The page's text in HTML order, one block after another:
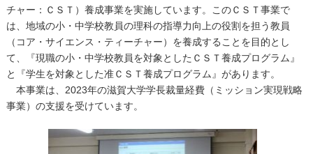
チャー：ＣＳＴ）養成事業を実施しています。このＣＳＴ事業で
は、地域の小・中学校教員の理科の指導力向上の役割を担う教員
（コア・サイエンス・ティーチャー）を養成することを目的とし
て、『現職の小・中学校教員を対象としたＣＳＴ養成プログラム』
と『学生を対象とした准ＣＳＴ養成プログラム』があります。
本事業は、 2023年の滋賀大学学長裁量経費（ミッション実現戦略
事業）の支援を受けています。